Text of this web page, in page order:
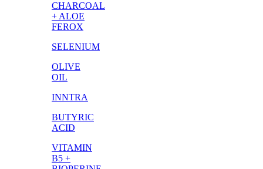
CHARCOAL
+ ALOE
FEROX
SELENIUM
OLIVE
OIL
INNTRA
BUTYRIC
ACID
VITAMIN
B5 +